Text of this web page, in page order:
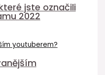
jste označili
2022